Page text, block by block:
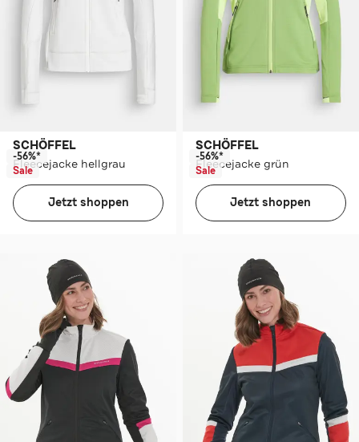
SCHÖFFEL
Fleecejacke hellgrau
-56%*
Sale
Jetzt shoppen
SCHÖFFEL
Fleecejacke grün
-56%*
Sale
Jetzt shoppen